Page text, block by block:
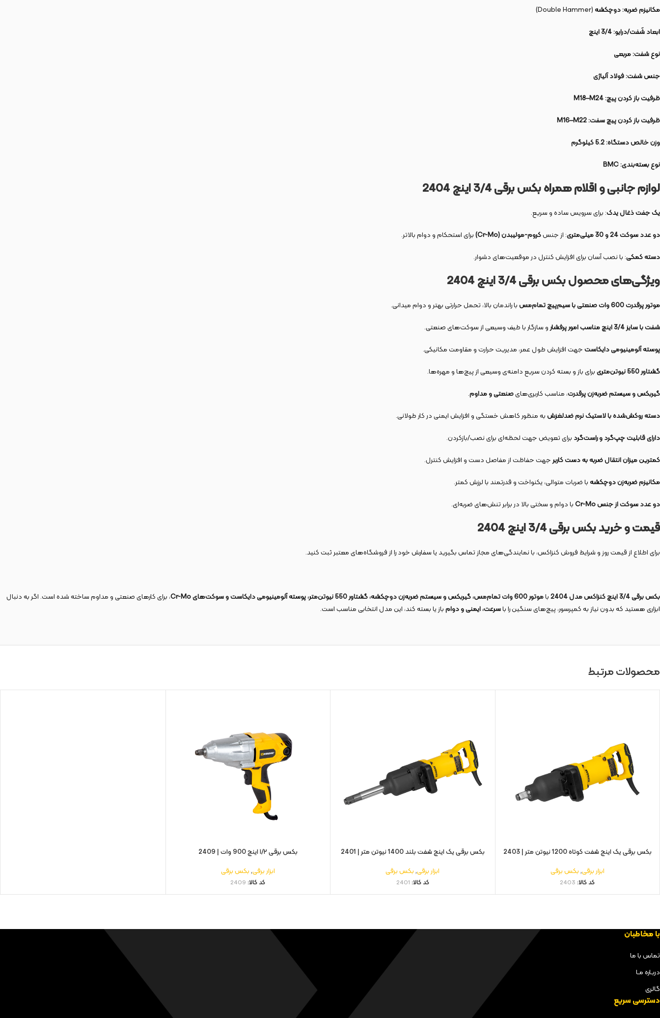
مکانیزم ضربه:دوچکشه(Double Hammer)
ابعاد شَفت/درایو:3/4 اینچ
نوع شفت:مربعی
جنس شفت:فولاد آلیاژی
ظرفیت باز کردن پیچ:M18–M24
ظرفیت باز کردن پیچ سفت:M16–M22
وزن خالص دستگاه:5.2 کیلوگرم
نوع بسته‌بندی:BMC
لوازم جانبی و اقلام همراه بکس برقی 3/4 اینچ 2404
یک جفت ذغال یدک: برای سرویس ساده و سریع.
دو عدد سوکت 24 و 30 میلی‌متری : از جنسکروم-مولیبدن (Cr-Mo) برای استحکام و دوام بالاتر.
دسته کمکی: با نصب آسان برای افزایش کنترل در موقعیت‌های دشوار.
ویژگی‌های محصول بکس برقی 3/4 اینچ 2404
موتور پرقدرت 600 وات صنعتی با سیم‌پیچ تمام‌مس با راندمان بالا، تحمل حرارتی بهتر و دوام میدانی.
شفت با سایز 3/4 اینچ مناسب امور پرفشار و سازگار با طیف وسیعی از سوکت‌های صنعتی.
پوسته آلومینیومی دایکاستجهت افزایش طول عمر، مدیریت حرارت و مقاومت مکانیکی.
گشتاور 550 نیوتن‌متری برای باز و بسته کردن سریع دامنه‌ی وسیعی از پیچ‌ها و مهره‌ها.
گیربکس و سیستم ضربه‌زن پرقدرت، مناسب کاربری‌هایصنعتی و مداوم.
دسته روکش‌شده با لاستیک نرم ضدلغزشبه منظور کاهش خستگی و افزایش ایمنی در کار طولانی.
دارای قابلیت چپ‌گرد و راست‌گرد برای تعویض جهت لحظه‌ای برای نصب/بازکردن.
کمترین میزان انتقال ضربه به دست کاربرجهت حفاظت از مفاصل دست و افزایش کنترل.
مکانیزم ضربه‌زن دوچکشهبا ضربات متوالی، یکنواخت و قدرتمند با لرزش کمتر.
دو عدد سوکت از جنس Cr-Mo با دوام و سختی بالا در برابر تنش‌های ضربه‌ای.
قیمت و خرید بکس برقی 3/4 اینچ 2404
برای اطلاع از قیمت روز و شرایط فروش کنزاکس، با نمایندگی‌های مجاز تماس بگیرید یا سفارش خود را از فروشگاه‌های معتبر ثبت کنید.
بکس برقی 3/4 اینچ کنزاکس مدل 2404 باموتور 600 وات تمام‌مس، گیربکس و سیستم ضربه‌زن دوچکشه، گشتاور 550 نیوتن‌متر، پوسته آلومینیومی دایکاست و سوکت‌های Cr-Mo
، برای کارهای صنعتی و مداوم ساخته شده است. اگر به دنبال
ابزاری هستید که بدون نیاز به کمپرسور، پیچ‌های سنگین را باسرعت، ایمنی و دوامباز یا بسته کند، این مدل انتخابی مناسب است.
محصولات مرتبط
بکس برقی یک اینچ شفت کوتاه 1200 نیوتن متر | 2403
ابزار برقی,بکس برقی
کد کالا: 2403
بکس برقی یک اینچ شفت بلند 1400 نیوتن متر | 2401
ابزار برقی,بکس برقی
کد کالا: 2401
بکس برقی ۱/۲ اینچ 900 وات | 2409
ابزار برقی,بکس برقی
کد کالا: 2409
با مخاطبان
تماس با ما
دربـاره مـا
گالری
دسترسی سریع